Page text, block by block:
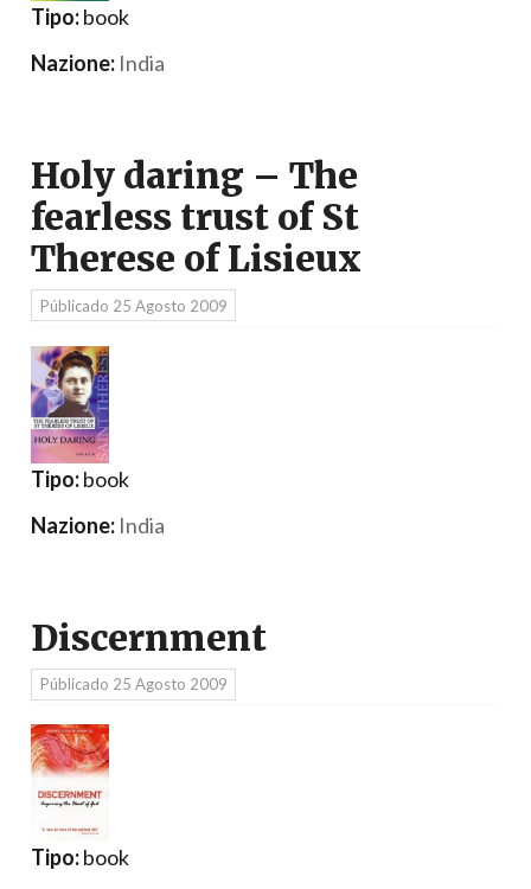
Tipo:book
Nazione: India
Holy daring – The
fearless trust of St
Therese of Lisieux
Públicado 25 Agosto 2009
Tipo:book
Nazione: India
Discernment
Públicado 25 Agosto 2009
Tipo:book